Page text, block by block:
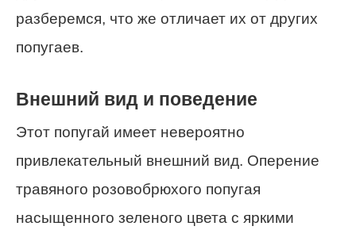
разберемся, что же отличает их от других
попугаев.
Внешний вид и поведение
Этот попугай имеет невероятно
привлекательный внешний вид. Оперение
травяного розовобрюхого попугая
насыщенного зеленого цвета с яркими